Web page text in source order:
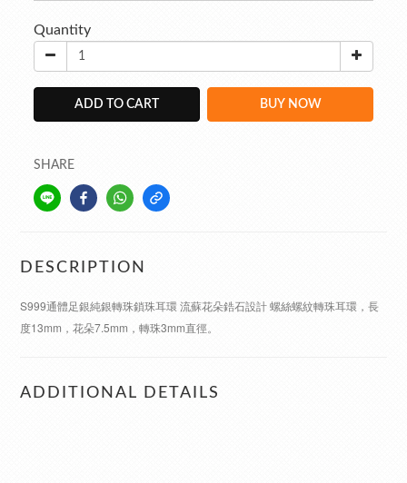
Quantity
ADD TO CART BUY NOW
SHARE
DESCRIPTION
S999通體足銀純銀轉珠鎖珠耳環 流蘇花朵鋯石設計 螺絲螺紋轉珠耳環，長
度13mm，花朵7.5mm，轉珠3mm直徑。
ADDITIONAL DETAILS